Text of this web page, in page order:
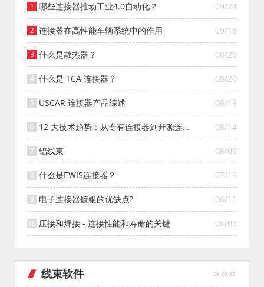
09/24
哪些连接器推动工业4.0自动化？
09/18
连接器在高性能车辆系统中的作用
08/26
什么是散热器？
08/20
什么是 TCA 连接器？
08/19
USCAR 连接器产品综述
08/14
12 大技术趋势：从专有连接器到开源连接
器的演变
08/09
铝线束
07/16
什么是EWIS连接器？
06/11
电子连接器镀银的优缺点?
06/06
压接和焊接 - 连接性能和寿命的关键
线束软件